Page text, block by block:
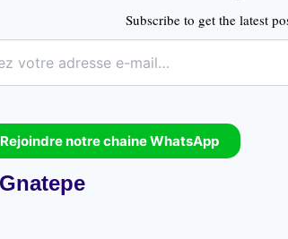
Subscribe to get the latest
Rejoindre notre chaine WhatsApp
Gnatepe